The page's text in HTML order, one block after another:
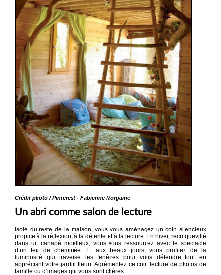
Crédit photo / Pinterest - Fabienne Morgaine
Un abri comme salon de lecture
Isolé du reste de la maison, vous vous aménagez un coin silencieux
propice à la réflexion, à la détente et à la lecture. En hiver, recroquevillé
dans un canapé moelleux, vous vous ressourcez avec le spectacle
d’un feu de cheminée. Et aux beaux jours, vous profitez de la
luminosité qui traverse les fenêtres pour vous détendre tout en
appréciant votre jardin fleuri. Agrémentez ce coin lecture de photos de
famille ou d’images qui vous sont chères.